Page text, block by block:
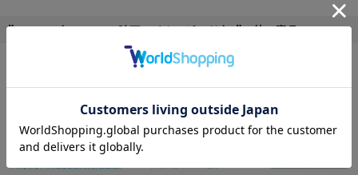
" Free！（Free!ES、映画ハイ☆スピード!） "の他の商品
SALE